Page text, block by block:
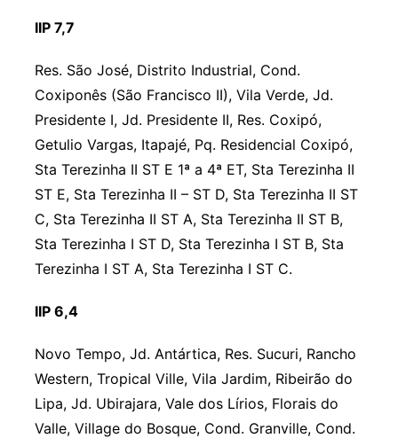
IIP 7,7
Res. São José, Distrito Industrial, Cond.
Coxiponês (São Francisco II), Vila Verde, Jd.
Presidente I, Jd. Presidente II, Res. Coxipó,
Getulio Vargas, Itapajé, Pq. Residencial Coxipó,
Sta Terezinha II ST E 1ª a 4ª ET, Sta Terezinha II
ST E, Sta Terezinha II – ST D, Sta Terezinha II ST
C, Sta Terezinha II ST A, Sta Terezinha II ST B,
Sta Terezinha I ST D, Sta Terezinha I ST B, Sta
Terezinha I ST A, Sta Terezinha I ST C.
IIP 6,4
Novo Tempo, Jd. Antártica, Res. Sucuri, Rancho
Western, Tropical Ville, Vila Jardim, Ribeirão do
Lipa, Jd. Ubirajara, Vale dos Lírios, Florais do
Valle, Village do Bosque, Cond. Granville, Cond.